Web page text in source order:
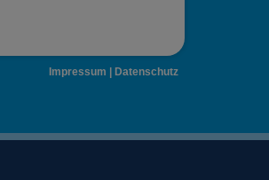
Impressum Datenschutz